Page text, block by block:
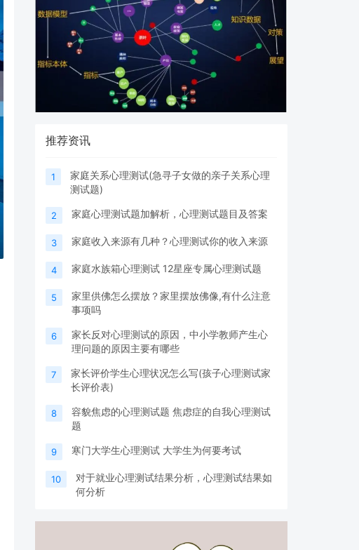
推荐资讯
1
家庭关系心理测试(急寻子女做的亲子关系心理
测试题)
2 家庭心理测试题加解析，心理测试题目及答案
3 家庭收入来源有几种？心理测试你的收入来源
4 家庭水族箱心理测试 12星座专属心理测试题
5
家里供佛怎么摆放？家里摆放佛像,有什么注意
事项吗
6
家长反对心理测试的原因，中小学教师产生心
理问题的原因主要有哪些
7
家长评价学生心理状况怎么写(孩子心理测试家
长评价表)
8
容貌焦虑的心理测试题 焦虑症的自我心理测试
题
9 寒门大学生心理测试 大学生为何要考试
10
对于就业心理测试结果分析，心理测试结果如
何分析